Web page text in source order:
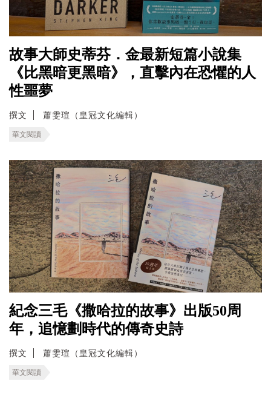
故事大師史蒂芬．金最新短篇小說集
《比黑暗更黑暗》，直擊內在恐懼的人
性噩夢
撰文 蕭雯瑄（皇冠文化編輯）
華文閱讀
紀念三毛《撒哈拉的故事》出版50周
年，追憶劃時代的傳奇史詩
撰文 蕭雯瑄（皇冠文化編輯）
華文閱讀